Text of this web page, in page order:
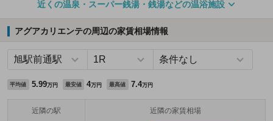
近くの温泉・スーパー銭湯・銭湯などの温浴施設
アグアカリエンテの周辺の家賃相場情報
平均値 5.99万円 最安値 4万円 最高値 7.4万円
近隣の駅 近隣の家賃相場